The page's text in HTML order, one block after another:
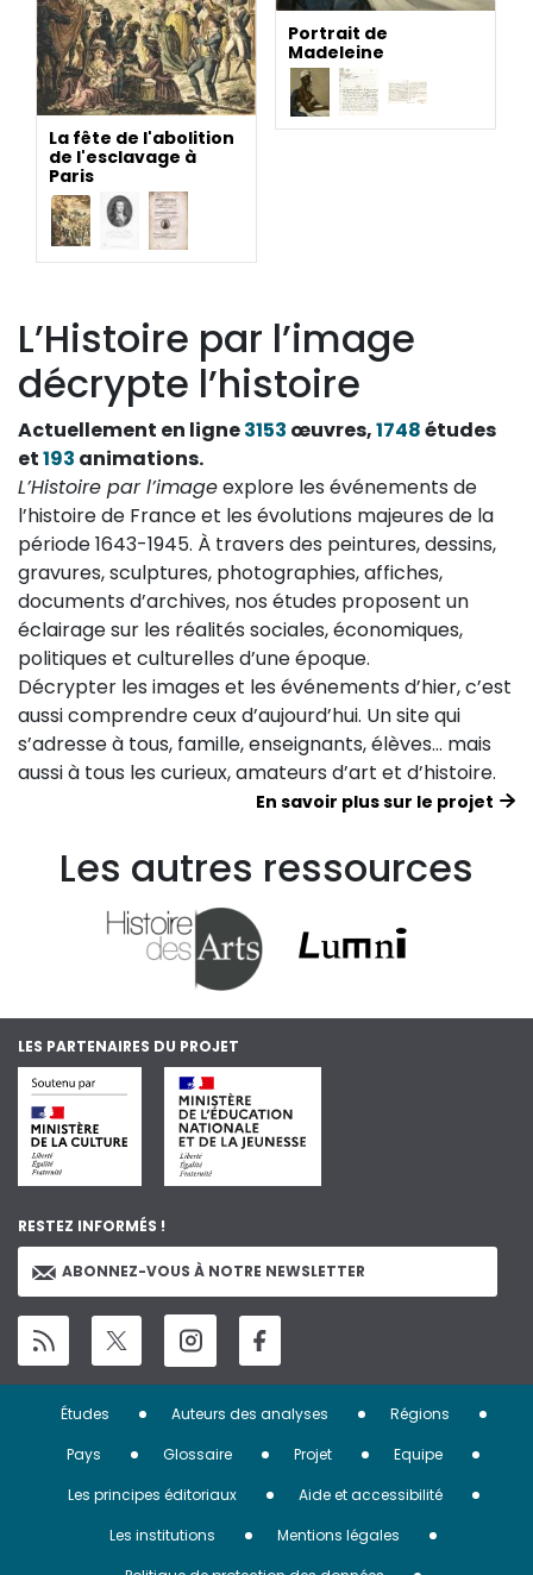
Portrait de
Madeleine
La fête de l'abolition
de l'esclavage à
Paris
L’Histoire par l’image
décrypte l’histoire
Actuellement en ligne3153 œuvres,1748études
et193 animations.
L’Histoire par l’imageexplore les événements de
l’histoire de France et les évolutions majeures de la
période 1643-1945. À travers des peintures, dessins,
gravures, sculptures, photographies, affiches,
documents d’archives, nos études proposent un
éclairage sur les réalités sociales, économiques,
politiques et culturelles d’une époque.
Décrypter les images et les événements d’hier, c’est
aussi comprendre ceux d’aujourd’hui. Un site qui
s’adresse à tous, famille, enseignants, élèves… mais
aussi à tous les curieux, amateurs d’art et d’histoire.
En savoir plus sur le projet
Les autres ressources
LES PARTENAIRES DU PROJET
RESTEZ INFORMÉS !
ABONNEZ-VOUS À NOTRE NEWSLETTER
Menu
Pied
page
Études Auteurs des analyses
Régions
Pays
Glossaire Projet
Equipe
Les principes éditoriaux
Aide et accessibilité
Les institutions
Mentions légales